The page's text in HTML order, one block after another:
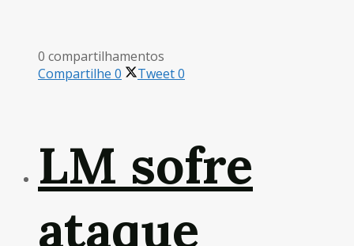
0 compartilhamentos
Compartilhe 0 Tweet0
LM sofre
ataque